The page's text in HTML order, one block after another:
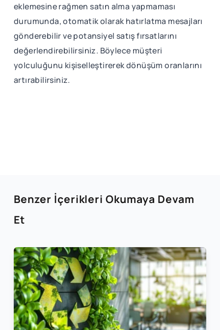
eklemesine rağmen satın alma yapmaması
durumunda, otomatik olarak hatırlatma mesajları
gönderebilir ve potansiyel satış fırsatlarını
değerlendirebilirsiniz. Böylece müşteri
yolculuğunu kişiselleştirerek dönüşüm oranlarını
artırabilirsiniz.
Benzer İçerikleri Okumaya Devam
Et